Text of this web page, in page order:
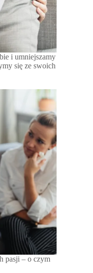
i umniejszamy
się ze swoich
pasji – o czym